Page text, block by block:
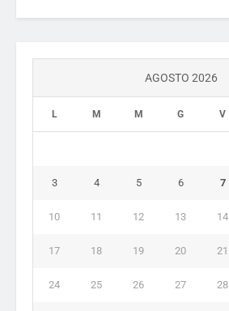
AGOSTO 2026
L M M G V
3 4 5 6 7
10 11 12 13 14
17 18 19 20 21
24 25 26 27 28